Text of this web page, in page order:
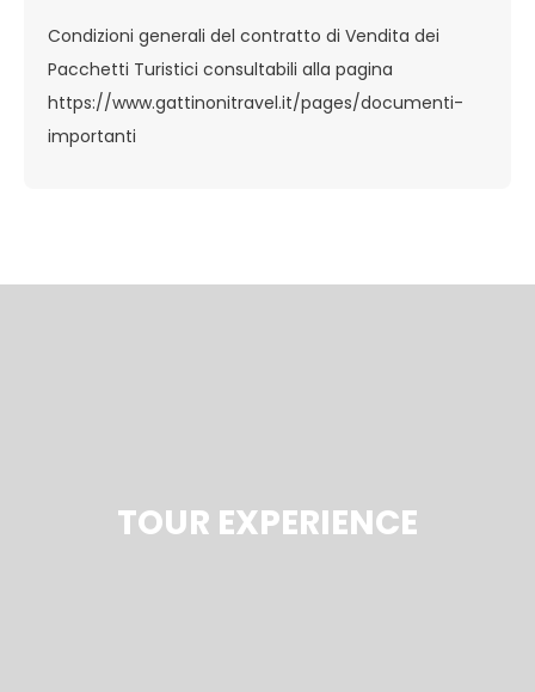
Condizioni generali del contratto di Vendita dei
Pacchetti Turistici consultabili alla pagina
https://www.gattinonitravel.it/pages/documenti-
importanti
TOUR EXPERIENCE